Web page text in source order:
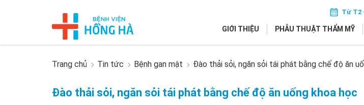
Từ T2
GIỚI THIỆU PHẪU THUẬT THẨM MỸ
Trang chủ Tin tức Bệnh gan mật Đào thải sỏi, ngăn sỏi tái phát bằng chế độ ăn
Đào thải sỏi, ngăn sỏi tái phát bằng chế độ ăn uống khoa học